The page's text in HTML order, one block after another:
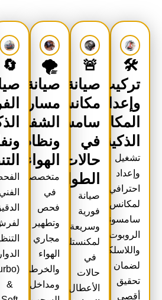
🛠️
تركيب
وإعداد
المكانس
الذكية
تشغيل
وإعداد
احترافي
لمكانس
سامسونج
الروبوت
واللاسلكية
لضمان
تحقيق
أقصى
🚨
صيانة
مكانس
سامسونج
في
حالات
الطوارئ
صيانة
فورية
وسريعة
لمكنستك
حالات
الأعطال
🌪️
صيانة
مسارات
الشفط
ونظام
الهواء
متخصصون
فحص
وتطهير
مجاري
الهواء
والخرطوم
ومداخل
🔄
الفحص
الفني
الدقيق
لفرش
التنظيف
الدوارة
(Turbo